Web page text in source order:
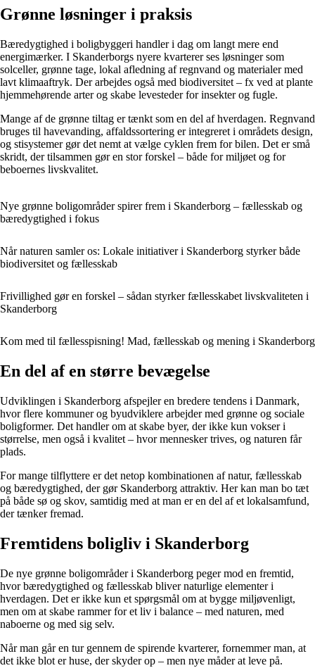
Grønne løsninger i praksis
Bæredygtighed i boligbyggeri handler i dag om langt mere end
energimærker. I Skanderborgs nyere kvarterer ses løsninger som
solceller, grønne tage, lokal afledning af regnvand og materialer med
lavt klimaaftryk. Der arbejdes også med biodiversitet – fx ved at plante
hjemmehørende arter og skabe levesteder for insekter og fugle.
Mange af de grønne tiltag er tænkt som en del af hverdagen. Regnvand
bruges til havevanding, affaldssortering er integreret i områdets design,
og stisystemer gør det nemt at vælge cyklen frem for bilen. Det er små
skridt, der tilsammen gør en stor forskel – både for miljøet og for
beboernes livskvalitet.
Nye grønne boligområder spirer frem i Skanderborg – fællesskab og
bæredygtighed i fokus
Når naturen samler os: Lokale initiativer i Skanderborg styrker både
biodiversitet og fællesskab
Frivillighed gør en forskel – sådan styrker fællesskabet livskvaliteten i
Skanderborg
Kom med til fællesspisning! Mad, fællesskab og mening i Skanderborg
En del af en større bevægelse
Udviklingen i Skanderborg afspejler en bredere tendens i Danmark,
hvor flere kommuner og byudviklere arbejder med grønne og sociale
boligformer. Det handler om at skabe byer, der ikke kun vokser i
størrelse, men også i kvalitet – hvor mennesker trives, og naturen får
plads.
For mange tilflyttere er det netop kombinationen af natur, fællesskab
og bæredygtighed, der gør Skanderborg attraktiv. Her kan man bo tæt
på både sø og skov, samtidig med at man er en del af et lokalsamfund,
der tænker fremad.
Fremtidens boligliv i Skanderborg
De nye grønne boligområder i Skanderborg peger mod en fremtid,
hvor bæredygtighed og fællesskab bliver naturlige elementer i
hverdagen. Det er ikke kun et spørgsmål om at bygge miljøvenligt,
men om at skabe rammer for et liv i balance – med naturen, med
naboerne og med sig selv.
Når man går en tur gennem de spirende kvarterer, fornemmer man, at
det ikke blot er huse, der skyder op – men nye måder at leve på.